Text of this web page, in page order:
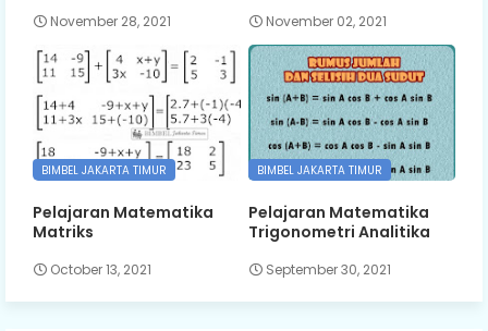
November 28, 2021 November 02, 2021
BIMBEL JAKARTA TIMUR
Pelajaran Matematika
Matriks
October 13, 2021
BIMBEL JAKARTA TIMUR
Pelajaran Matematika
Trigonometri Analitika
September 30, 2021